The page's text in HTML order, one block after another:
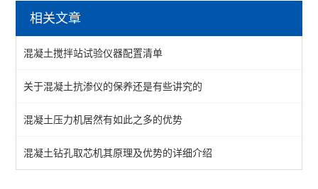
傅立叶红外光谱仪
密封胶相容性试验箱
集料坚固性试验装置
室内环境检测仪器
新标准建筑门窗综合物理性能试验机
相关文章
混凝土搅拌站试验仪器配置清单
关于混凝土抗渗仪的保养还是有些讲究的
混凝土压力机居然有如此之多的优势
混凝土钻孔取芯机其原理及优势的详细介绍